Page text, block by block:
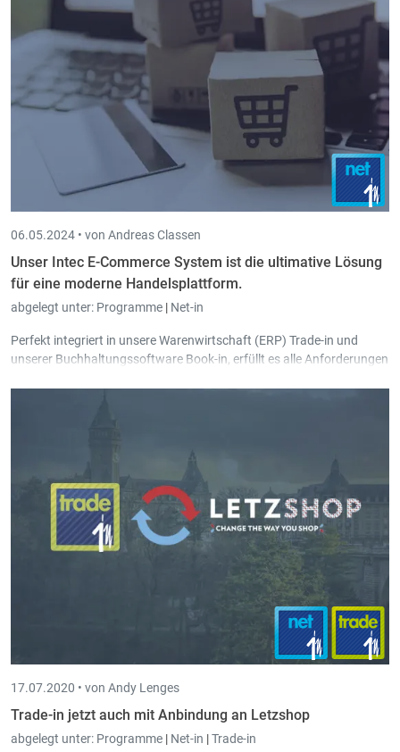
06.05.2024 • von Andreas Classen
Unser Intec E-Commerce System ist die ultimative Lösung
für eine moderne Handelsplattform.
abgelegt unter: Programme | Net-in
Perfekt integriert in unsere Warenwirtschaft (ERP) Trade-in und
unserer Buchhaltungssoftware Book-in, erfüllt es alle Anforderungen
17.07.2020 • von Andy Lenges
Trade-in jetzt auch mit Anbindung an Letzshop
abgelegt unter: Programme | Net-in |Trade-in